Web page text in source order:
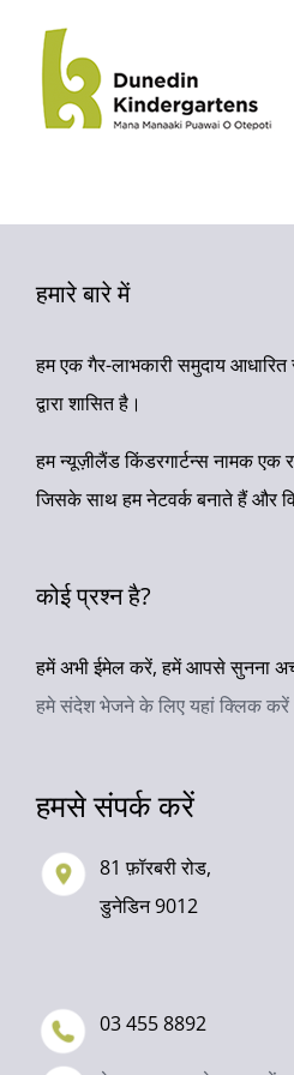
हमारे बारे में
हम एक गैर-लाभकारी समुदाय आधारित
द्वारा शासित है।
हम न्यूज़ीलैंड किंडरगार्टन्स नामक एक
जिसके साथ हम नेटवर्क बनाते हैं और
कोई प्रश्न है?
हमें अभी ईमेल करें, हमें आपसे सुनना
हमे संदेश भेजने के लिए यहां क्लिक करें
हमसे संपर्क करें
81 फ़ॉरबरी रोड,
डुनेडिन 9012
03 455 8892